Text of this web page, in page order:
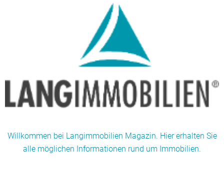
Willkommen bei Langimmobilien Magazin. Hier erhalten Sie
alle möglichen Informationen rund um Immobilien.